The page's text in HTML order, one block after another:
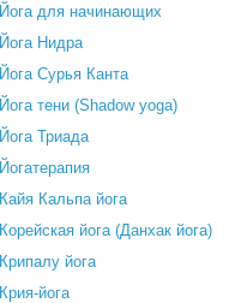
Йога для начинающих
Йога Нидра
Йога Сурья Канта
Йога тени (Shadow yoga)
Йога Триада
Йогатерапия
Кайя Кальпа йога
Корейская йога (Данхак йога)
Крипалу йога
Крия-йога